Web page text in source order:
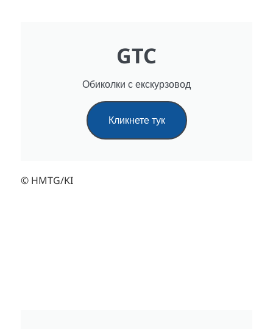
GTC
Обиколки с екскурзовод
Кликнете тук
© HMTG/KI